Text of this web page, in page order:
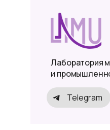
Лаборатория
и
Telegram